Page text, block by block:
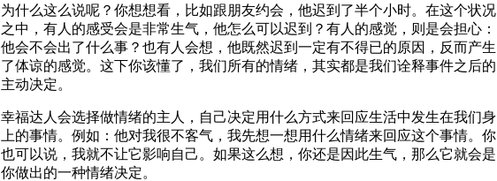
为什么这么说呢？你想想看，比如跟朋友约会，他迟到了半个小时。在这个状况
之中，有人的感受会是非常生气，他怎么可以迟到？有人的感觉，则是会担心：
他会不会出了什么事？也有人会想，他既然迟到一定有不得已的原­因，反而产生
了体谅的感觉。这下你该懂了，我们所有的情绪，其实都是我们诠释事件之后的
主动决定。
幸福达人会选择做情绪的主人，自己决定用什么方式来回应生活中发生在我们身
上的事情。例如：他对我很不客气，我先想一想用什么情绪来回应这个事情。你
也可以说，我就不让它影响自己。如果这么想，你还是因此生气，那么它就会是
你做出的一种情绪决定。